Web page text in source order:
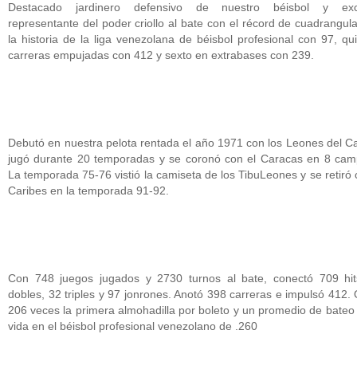
Destacado jardinero defensivo de nuestro béisbol y
representante del poder criollo al bate con el récord de
la historia de la liga venezolana de béisbol profesional con 97,
carreras empujadas con 412 y sexto en extrabases con 239.
Debutó en nuestra pelota rentada el año 1971 con los Leones del
jugó durante 20 temporadas y se coronó con el Caracas en 8
La temporada 75-76 vistió la camiseta de los TibuLeones y se retiró
Caribes en la temporada 91-92.
Con 748 juegos jugados y 2730 turnos al bate, conectó 709
dobles, 32 triples y 97 jonrones. Anotó 398 carreras e impulsó 412.
206 veces la primera almohadilla por boleto y un promedio de
vida en el béisbol profesional venezolano de .260